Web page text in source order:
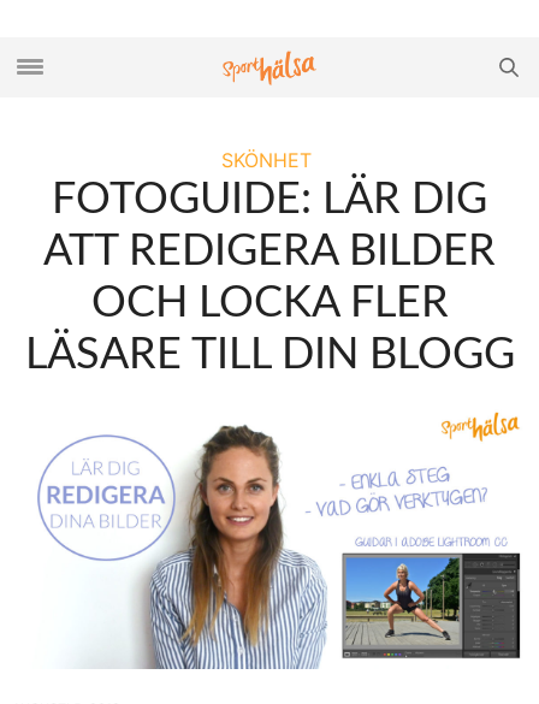
SKÖNHET
FOTOGUIDE: LÄR DIG
ATT REDIGERA BILDER
OCH LOCKA FLER
LÄSARE TILL DIN BLOGG